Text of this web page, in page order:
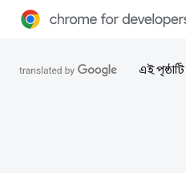
এই পৃষ্ঠাটি